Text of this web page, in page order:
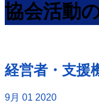
協会活動
経営者・支援
9月 01 2020